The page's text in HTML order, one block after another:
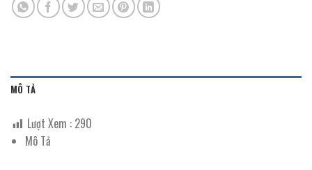
MÔ TẢ
Lượt Xem : 290
Mô Tả